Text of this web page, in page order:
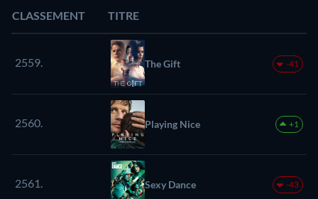
CLASSEMENT TITRE
2559. The Gift -41
2560. Playing Nice +1
2561. Sexy Dance -43